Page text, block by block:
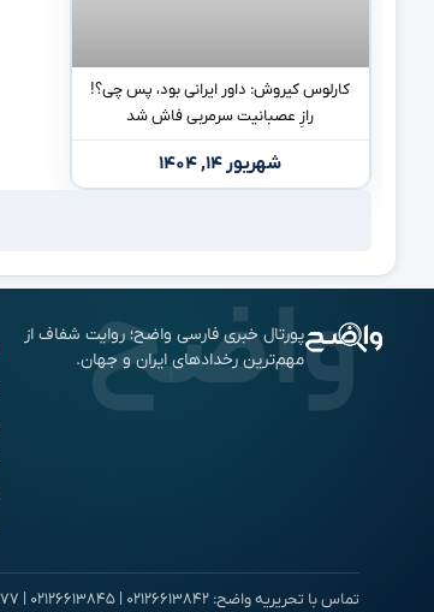
کارلوس کیروش: داور ایرانی بود، پس چی؟!
رازِ عصبانیت سرمربی فاش شد
شهریور ۱۴, ۱۴۰۴
پورتال خبری فارسی واضح؛ روایت شفاف از
مهم‌ترین رخدادهای ایران و جهان.